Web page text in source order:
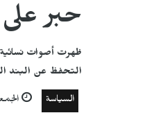
حبر
ظهرت أصوات
التحفظ عن البند الرابع من المادة 15 من
السياسة الجمعـة, 29